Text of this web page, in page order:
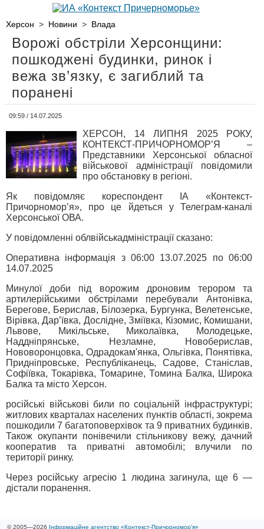
Херсон > Новини > Влада
Ворожі обстріли Херсонщини:
пошкоджені будинки, ринок і
вежа зв’язку, є загиблий та
поранені
09:59 / 14.07.2025
ХЕРСОН, 14 ЛИПНЯ 2025 РОКУ,
КОНТЕКСТ-ПРИЧОРНОМОР’Я –
Представники Херсонської обласної
військової адміністрації повідомили
про обстановку в регіоні.
Як повідомляє кореспондент ІА «Контекст-
Причорномор’я», про це йдеться у Телеграм-каналі
Херсонської ОВА.
У повідомленні облвійськадміністрації сказано:
Оперативна інформація з 06:00 13.07.2025 по 06:00
14.07.2025
Минулої доби під ворожим дроновим терором та
артилерійськими обстрілами перебували Антонівка,
Берегове, Берислав, Білозерка, Бургунка, Велетенське,
Вірівка, Дар’ївка, Дослідне, Зміївка, Кізомис, Комишани,
Львове, Микільське, Миколаївка, Молодецьке,
Наддніпрянське, Незламне, Новоберислав,
Нововоронцовка, Одрадокам'янка, Ольгівка, Понятівка,
Придніпровське, Республіканець, Садове, Станіслав,
Софіївка, Токарівка, Томарине, Томина Балка, Широка
Балка та місто Херсон.
російські військові били по соціальній інфраструктурі;
житлових кварталах населених пунктів області, зокрема
пошкодили 7 багатоповерхівок та 9 приватних будинків.
Також окупанти понівечили стільникову вежу, дачний
кооператив та приватні автомобілі; влучили по
території ринку.
Через російську агресію 1 людина загинула, ще 6 —
дістали поранення.
© 2005—2026 Інформаційне агентство «Контекст-Причорномор'я»